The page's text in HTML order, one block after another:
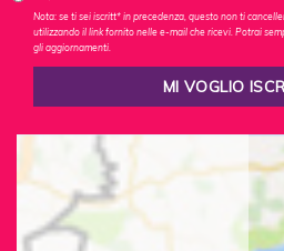
Nota: se ti sei iscritt* in precedenza, questo non ti
utilizzando il link fornito nelle e-mail che ricevi. Potrai
gli aggiornamenti.